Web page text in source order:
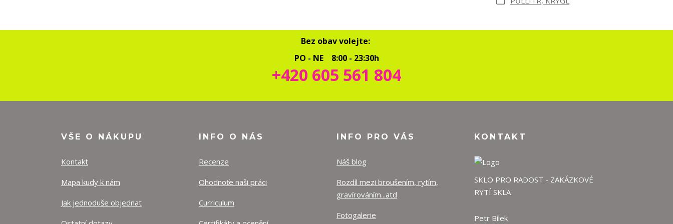
Bez obav volejte:
PO - NE 8:00 - 23:30h
+420 605 561 804
VŠE O NÁKUPU
Kontakt
Mapa kudy k nám
Jak jednoduše objednat
INFO O NÁS
Recenze
Ohodnoťe naši práci
Curriculum
INFO PRO VÁS
Náš blog
Rozdíl mezi broušením, rytím,
gravírováním...atd
Fotogalerie
KONTAKT
SKLO PRO RADOST - ZAKÁZKOVÉ
RYTÍ SKLA
Petr Bílek